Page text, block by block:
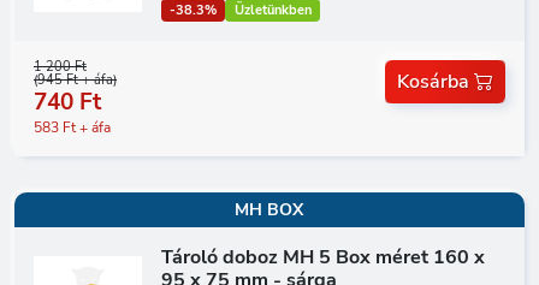
-38.3% Üzletünkben
1 200 Ft
(945 Ft + áfa)
740 Ft
583 Ft + áfa
Kosárba
MH BOX
Tároló doboz MH 5 Box méret 160 x